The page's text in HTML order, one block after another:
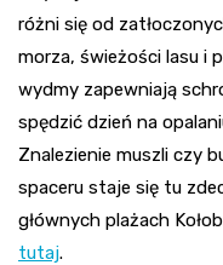
różni się od
morza, świeżości lasu i
wydmy zapewniają
spędzić dzień na
Znalezienie muszli czy
spaceru staje się tu
głównych plażach
tutaj.